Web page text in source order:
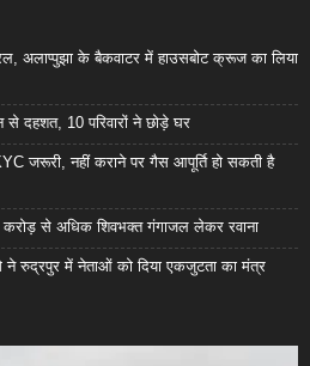
अलाप्पुझा के बैकवाटर में हाउसबोट क्रूज का लिया
दहशत, 10 परिवारों ने छोड़े घर
जरूरी, नहीं कराने पर गैस आपूर्ति हो सकती है
करोड़ से अधिक शिवभक्त गंगाजल लेकर रवाना
रुद्रपुर में नेताओं को दिया एकजुटता का मंत्र